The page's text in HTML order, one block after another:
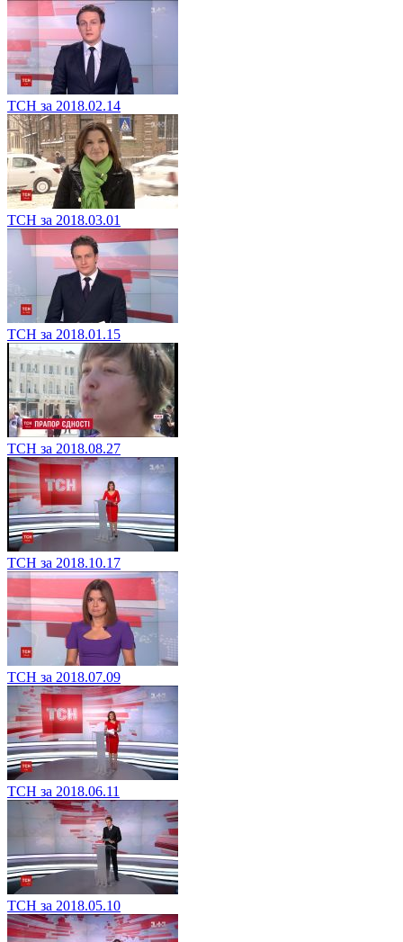
ТСН за 2018.02.14
ТСН за 2018.03.01
ТСН за 2018.01.15
ТСН за 2018.08.27
ТСН за 2018.10.17
ТСН за 2018.07.09
ТСН за 2018.06.11
ТСН за 2018.05.10